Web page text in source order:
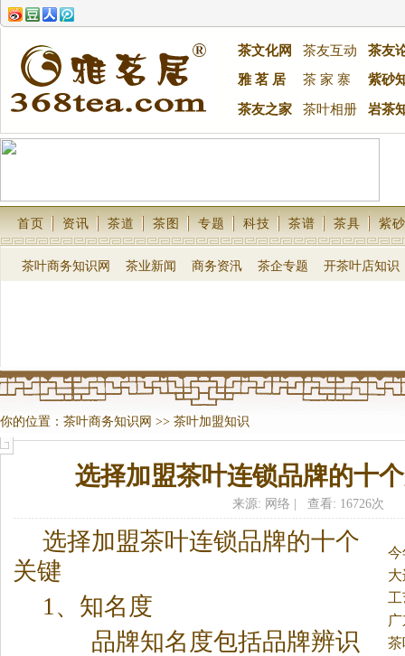
茶文化网 茶友互动
茶友
雅 茗 居
茶 家 寨 紫砂
茶友之家 茶叶相册 岩茶
首页 资讯 茶道 茶图 专题 科技 茶谱 茶具 紫砂
茶叶商务知识网 茶业新闻 商务资汛 茶企专题 开茶叶店知识
你的位置： 茶叶商务知识网 >> 茶叶加盟知识
选择加盟茶叶连锁品牌的十
来源: 网络 | 查看: 16726次
万
选择加盟茶叶连锁品牌的十个
关键
1、知名度
品牌知名度包括品牌辨识